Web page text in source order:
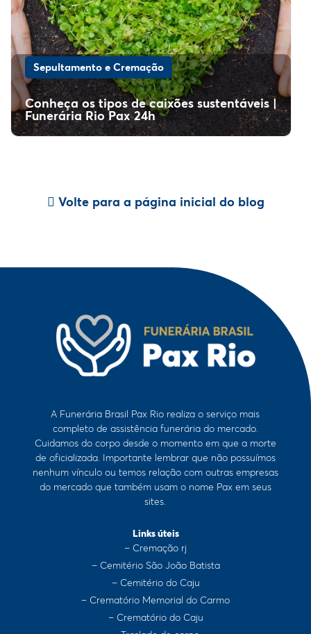
Sepultamento e Cremação
Conheça os tipos de caixões sustentáveis |
Funerária Rio Pax 24h
Volte para a página inicial do blog
A Funerária Brasil Pax Rio realiza o serviço mais
completo de assistência funerária do mercado.
Cuidamos do corpo desde o momento em que a morte
de oficializada. Importante lembrar que não possuímos
nenhum vínculo ou temos relação com outras empresas
do mercado que também usam o nome Pax em seus
sites.
Links úteis
– Cremação rj
– Cemitério São João Batista
– Cemitério do Caju
– Crematório Memorial do Carmo
– Crematório do Caju